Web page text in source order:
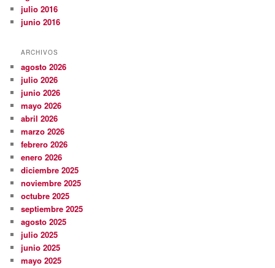
julio 2016
junio 2016
ARCHIVOS
agosto 2026
julio 2026
junio 2026
mayo 2026
abril 2026
marzo 2026
febrero 2026
enero 2026
diciembre 2025
noviembre 2025
octubre 2025
septiembre 2025
agosto 2025
julio 2025
junio 2025
mayo 2025